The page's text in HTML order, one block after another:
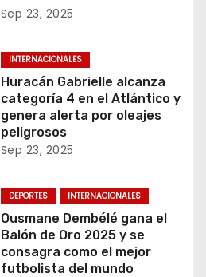
Sep 23, 2025
INTERNACIONALES
Huracán Gabrielle alcanza
categoría 4 en el Atlántico y
genera alerta por oleajes
peligrosos
Sep 23, 2025
DEPORTES INTERNACIONALES
Ousmane Dembélé gana el
Balón de Oro 2025 y se
consagra como el mejor
futbolista del mundo